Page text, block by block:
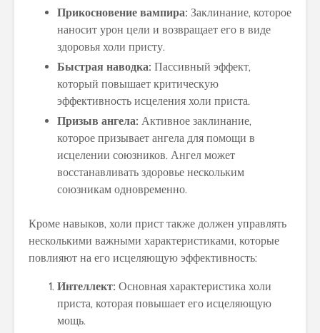
Прикосновение вампира: Заклинание, которое
наносит урон цели и возвращает его в виде
здоровья холи присту.
Быстрая наводка: Пассивный эффект,
который повышает критическую
эффективность исцеления холи приста.
Призыв ангела: Активное заклинание,
которое призывает ангела для помощи в
исцелении союзников. Ангел может
восстанавливать здоровье нескольким
союзникам одновременно.
Кроме навыков, холи прист также должен управлять
несколькими важными характеристиками, которые
повлияют на его исцеляющую эффективность:
Интеллект: Основная характеристика холи
приста, которая повышает его исцеляющую
мощь.